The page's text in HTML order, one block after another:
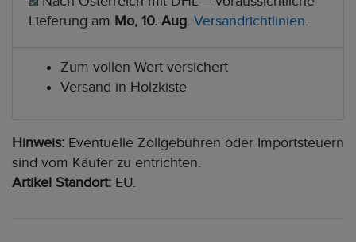
Lieferung am Mo, 10. Aug. Versandrichtlinien.
Zum vollen Wert versichert
Versand in Holzkiste
Hinweis: Eventuelle Zollgebühren oder Importsteuern
sind vom Käufer zu entrichten.
Artikel Standort: EU.